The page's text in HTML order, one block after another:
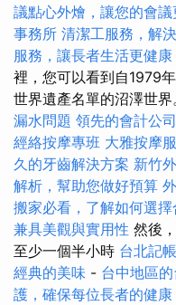
議點心外燴，讓您的會
事務所 清潔工服務，解
服務，讓長者生活更健康
裡，您可以看到自1979
世界遺產名單的沼澤世界
漏水問題 領先的會計公
經絡按摩專班 大雅按摩
久的牙齒解決方案 新竹
解析，幫助您做好預算
搬家必看，了解如何選
兼具美觀與實用性 然後
至少一個半小時 台北記
經典的美味 - 台中地區
護，確保每位長者的健康